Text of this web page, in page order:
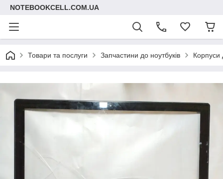
NOTEBOOKCELL.COM.UA
Товари та послуги Запчастини до ноутбуків Корпуси